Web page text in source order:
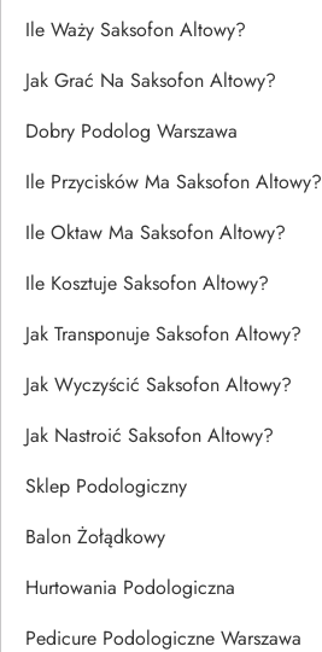
Ile Waży Saksofon Altowy?
Jak Grać Na Saksofon Altowy?
Dobry Podolog Warszawa
Ile Przycisków Ma Saksofon Altowy?
Ile Oktaw Ma Saksofon Altowy?
Ile Kosztuje Saksofon Altowy?
Jak Transponuje Saksofon Altowy?
Jak Wyczyścić Saksofon Altowy?
Jak Nastroić Saksofon Altowy?
Sklep Podologiczny
Balon Żołądkowy
Hurtowania Podologiczna
Pedicure Podologiczne Warszawa